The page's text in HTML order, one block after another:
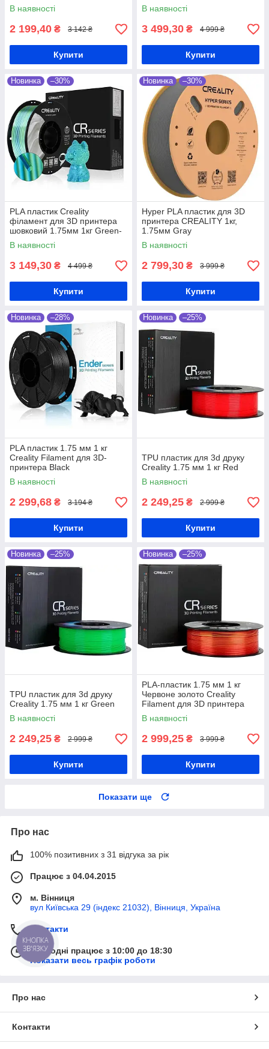
В наявності
2 199,40 ₴ 3 142 ₴
Купити
В наявності
3 499,30 ₴ 4 999 ₴
Купити
Новинка –30%
PLA пластик Creality
філамент для 3D принтера
шовковий 1.75мм 1кг Green-
Blue
В наявності
3 149,30 ₴ 4 499 ₴
Купити
Новинка –30%
Hyper PLA пластик для 3D
принтера CREALITY 1кг,
1.75мм Gray
В наявності
2 799,30 ₴ 3 999 ₴
Купити
Новинка –28%
PLA пластик 1.75 мм 1 кг
Creality Filament для 3D-
принтера Black
В наявності
2 299,68 ₴ 3 194 ₴
Купити
Новинка –25%
TPU пластик для 3d друку
Creality 1.75 мм 1 кг Red
В наявності
2 249,25 ₴ 2 999 ₴
Купити
Новинка –25%
TPU пластик для 3d друку
Creality 1.75 мм 1 кг Green
В наявності
2 249,25 ₴ 2 999 ₴
Купити
Новинка –25%
PLA-пластик 1.75 мм 1 кг
Червоне золото Creality
Filament для 3D принтера
шовковий блиск
В наявності
2 999,25 ₴ 3 999 ₴
Купити
Показати ще
Про нас
100% позитивних з 31 відгука за рік
Працює з 04.04.2015
м. Вінниця
вул Київська 29 (індекс 21032), Вінниця, Україна
Контакти
Сьогодні працює з 10:00 до 18:30
Показати весь графік роботи
Про нас
Контакти
КНОПКА
ЗВ'ЯЗКУ